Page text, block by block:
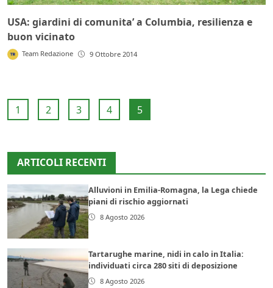
USA: giardini di comunita’ a Columbia, resilienza e
buon vicinato
Team Redazione 9 Ottobre 2014
1 2 3 4 5
ARTICOLI RECENTI
Alluvioni in Emilia-Romagna, la Lega chiede
piani di rischio aggiornati
8 Agosto 2026
Tartarughe marine, nidi in calo in Italia:
individuati circa 280 siti di deposizione
8 Agosto 2026